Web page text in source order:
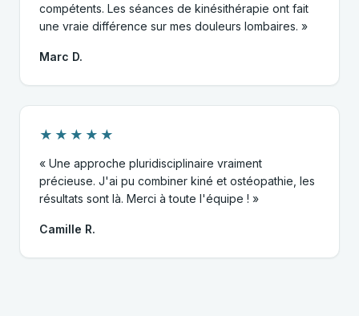
compétents. Les séances de kinésithérapie ont fait
une vraie différence sur mes douleurs lombaires. »
Marc D.
★★★★★
« Une approche pluridisciplinaire vraiment
précieuse. J'ai pu combiner kiné et ostéopathie, les
résultats sont là. Merci à toute l'équipe ! »
Camille R.